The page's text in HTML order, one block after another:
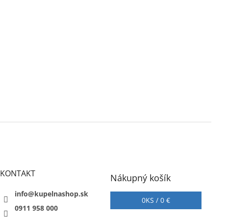
KONTAKT
info@kupelnashop.sk
0911 958 000
Nákupný košík
0KS /0 €